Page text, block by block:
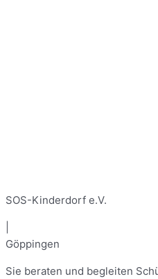
SOS-Kinderdorf e.V.
Göppingen
Sie beraten und begleiten